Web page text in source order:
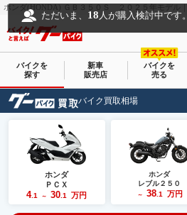
ただいま、 18 人が購入検討中です。
バイクを
探す
新車
販売店
バイクを
売る
バイク買取相場
ホンダ
ＰＣＸ
4.1 ～ 30 .1 万円
ホンダ
レブル２５０
～ 38.1 万円